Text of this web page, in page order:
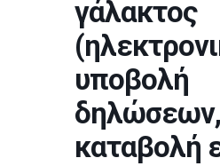
γάλακτος
υποβολή
δηλώσεων,
καταβολή